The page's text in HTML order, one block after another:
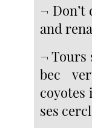
¬
and
¬ Tours
bec
ses